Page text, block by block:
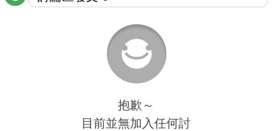
聯絡我們
抱歉～
目前並無加入任何討